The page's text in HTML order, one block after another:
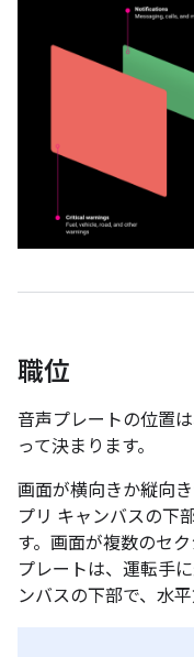
職位
音声プレートの位置
って決まります。
画面が横向きか縦向
プリ キャンバスの下
す。画面が複数のセ
プレートは、運転手
ンバスの下部で、水